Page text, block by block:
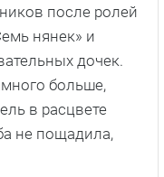
после ролей
нянек» и
дочек.
больше,
в расцвете
не пощадила,